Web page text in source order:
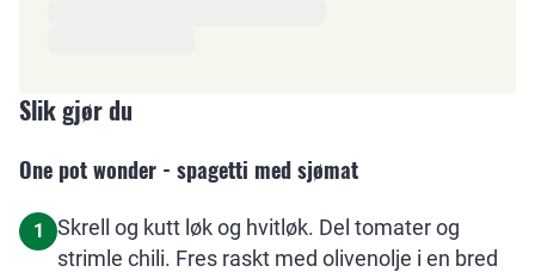
Slik gjør du
One pot wonder - spagetti med sjømat
1
Skrell og kutt løk og hvitløk. Del tomater og
strimle chili. Fres raskt med olivenolje i en bred